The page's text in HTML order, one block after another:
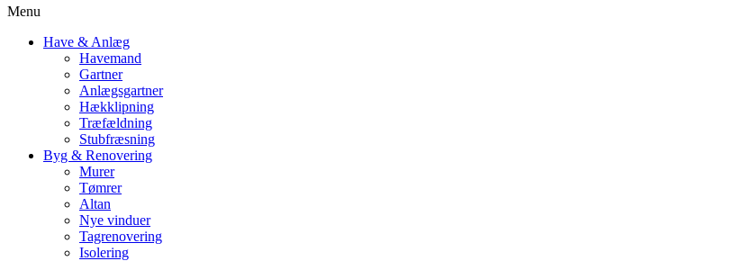
Menu
Have & Anlæg
Havemand
Gartner
Anlægsgartner
Hækklipning
Træfældning
Stubfræsning
Byg & Renovering
Murer
Tømrer
Altan
Nye vinduer
Tagrenovering
Isolering